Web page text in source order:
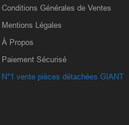
Conditions Générales de Ventes
Mentions Légales
À Propos
Paiement Sécurisé
N°1 vente pièces détachées GIANT